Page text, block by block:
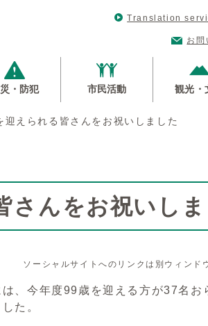
Translation
お問
・防犯 市民活動 観光・
迎えられる皆さんをお祝いしました
さんをお祝いし
ソーシャルサイトへのリンクは別ウィンド
、今年度99歳を迎える方が37名お
た。